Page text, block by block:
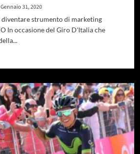
Gennaio 31, 2020
strumento di marketing
In occasione del Giro D'Italia che